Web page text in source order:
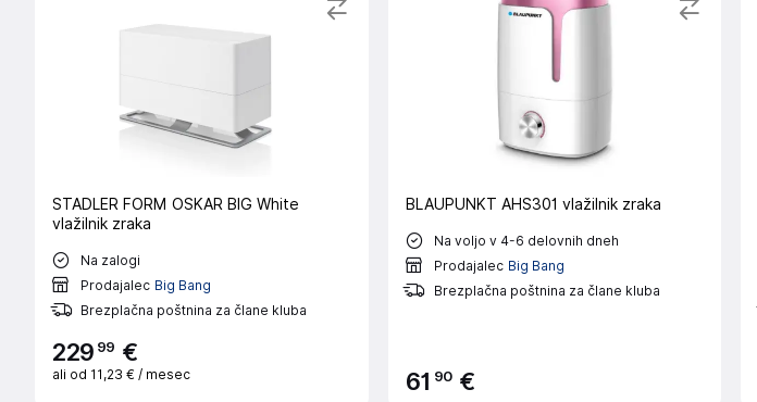
STADLER FORM OSKAR BIG White
vlažilnik zraka
Na zalogi
Prodajalec Big Bang
Brezplačna poštnina za člane kluba
229 99 €
ali od 11,23 € / mesec
BLAUPUNKT AHS301 vlažilnik zraka
Na voljo v 4-6 delovnih dneh
Prodajalec Big Bang
Brezplačna poštnina za člane kluba
61 90 €